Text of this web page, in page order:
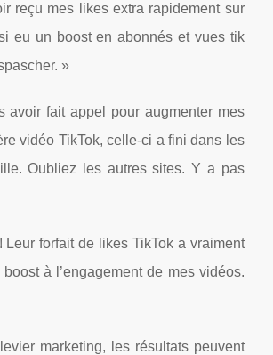
reçu mes likes extra rapidement sur
eu un boost en abonnés et vues tik
»
avoir fait appel pour augmenter mes
vidéo TikTok, celle-ci a fini dans les
Oubliez les autres sites. Y a pas
Leur forfait de likes TikTok a vraiment
à l’engagement de mes vidéos.
marketing, les résultats peuvent